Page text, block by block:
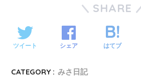
SHARE
ツイート シェア はてブ
CATEGORY : みさ日記